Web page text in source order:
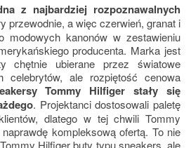
z najbardziej rozpoznawalnych
przewodnie, a więc czerwień, granat i
modowych kanonów w zestawieniu
producenta. Marka jest
chętnie ubierane przez światowe
celebrytów, ale rozpiętość cenowa
Tommy Hilfiger stały się
. Projektanci dostosowali paletę
dlatego w tej chwili Tommy
kompleksową ofertą. To nie
Hilfiger buty typu sneakers, ale